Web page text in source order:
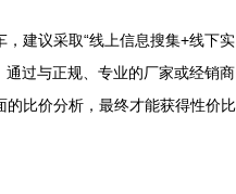
建议采取“线上信息搜集+线下实
过与正规、专业的厂家或经销商
比价分析，最终才能获得性价比